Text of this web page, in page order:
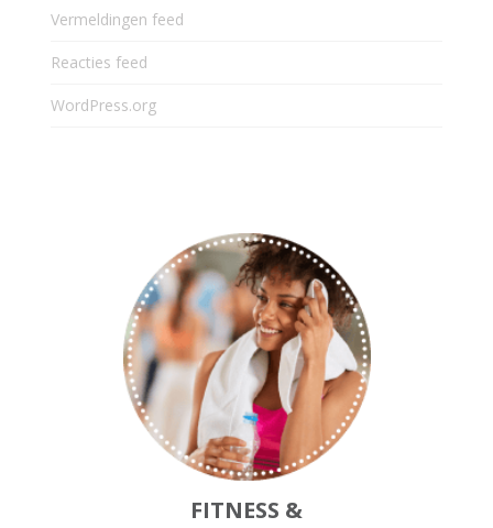
Vermeldingen feed
Reacties feed
WordPress.org
FITNESS &